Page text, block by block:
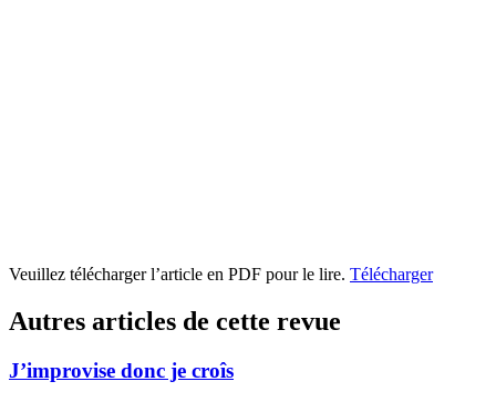
Veuillez télécharger l’article en PDF pour le lire. Télécharger
Autres articles de cette revue
J’improvise donc je croîs